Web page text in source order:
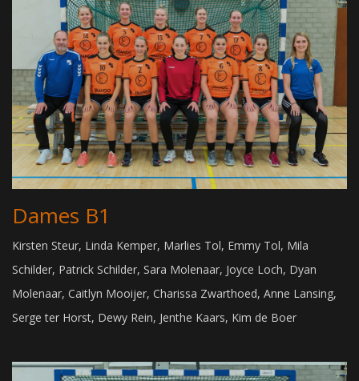
Dames B1
Kirsten Steur, Linda Kemper, Marlies Tol, Emmy Tol, Mila
Schilder, Patrick Schilder, Sara Molenaar, Joyce Loch, Dyan
Molenaar, Caitlyn Mooijer, Charissa Zwarthoed, Anne Lansing,
Serge ter Horst, Dewy Rein, Jenthe Kaars, Kim de Boer